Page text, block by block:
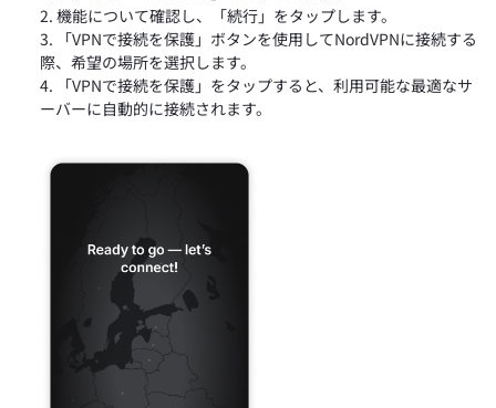
機能について確認し、「続行」をタップします。
「VPNで接続を保護」ボタンを使用してNordVPNに接続する
際、希望の場所を選択します。
「VPNで接続を保護」をタップすると、利用可能な最適なサ
ーバーに自動的に接続されます。